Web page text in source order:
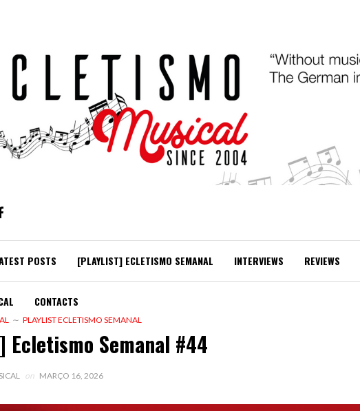
POSTS [PLAYLIST] ECLETISMO SEMANAL INTERVIEWS REVIEWS
CONTACTS
PLAYLIST ECLETISMO SEMANAL
Semanal #44
on MARÇO 16, 2026